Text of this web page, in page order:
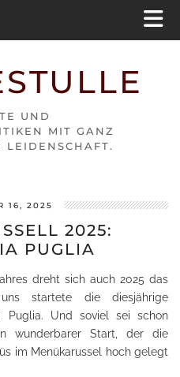
UND
MIT GANZ
16, 2025
2025:
PUGLIA
dreht sich auch 2025 das
startete die diesjährige
Puglia. Und soviel sei schon
wunderbarer Start, der die
im Menükarussel hoch gelegt